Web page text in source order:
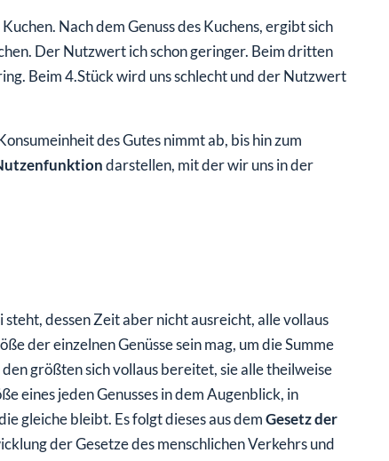
Nach dem Genuss des Kuchens, ergibt sich
Der Nutzwert ich schon geringer. Beim dritten
Beim 4.Stück wird uns schlecht und der Nutzwert
des Gutes nimmt ab, bis hin zum
darstellen, mit der wir uns in der
dessen Zeit aber nicht ausreicht, alle vollaus
der einzelnen Genüsse sein mag, um die Summe
größten sich vollaus bereitet, sie alle theilweise
eines jeden Genusses in dem Augenblick, in
gleiche bleibt. Es folgt dieses aus demGesetz der
der Gesetze des menschlichen Verkehrs und